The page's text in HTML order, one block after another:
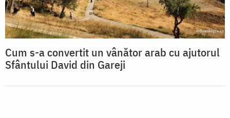
Cum s-a convertit un vânător arab cu ajutorul
Sfântului David din Gareji